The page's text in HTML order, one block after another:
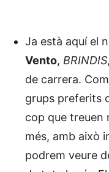
Ja està aquí el
Vento, BRINDIS
de carrera.
grups preferits
cop que treuen
més, amb això
podrem veure